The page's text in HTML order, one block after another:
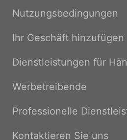
Nutzungsbedingungen
Ihr Geschäft hinzufügen
Dienstleistungen für
Werbetreibende
Professionelle
Kontaktieren Sie uns